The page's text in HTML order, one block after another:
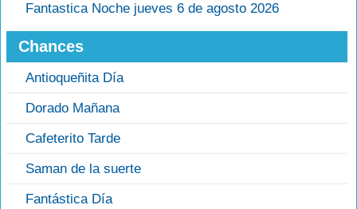
Fantastica Noche jueves 6 de agosto 2026
Chances
Antioqueñita Día
Dorado Mañana
Cafeterito Tarde
Saman de la suerte
Fantástica Día